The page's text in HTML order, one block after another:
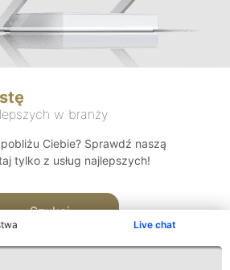
Live chat
w branży
Ciebie? Sprawdź naszą
tylko z usług najlepszych!
Szukaj